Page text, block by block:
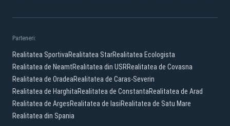
Parteneri:
Realitatea SportivaRealitatea StarRealitatea Ecologista
Realitatea de NeamtRealitatea din USRRealitatea de Covasna
Realitatea de OradeaRealitatea de Caras-Severin
Realitatea de HarghitaRealitatea de ConstantaRealitatea de Arad
Realitatea de ArgesRealitatea de IasiRealitatea de Satu Mare
Realitatea din Spania